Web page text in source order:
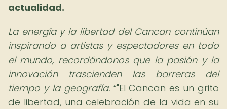
actualidad.
La energía y la libertad del Cancan continúan
inspirando a artistas y espectadores en todo
el mundo, recordándonos que la pasión y la
innovación trascienden las barreras del
tiempo y la geografía. "El Cancan es un grito
de libertad, una celebración de la vida en su